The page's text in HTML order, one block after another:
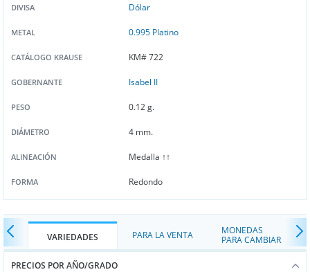
DIVISA Dólar
METAL 0.995 Platino
CATÁLOGO KRAUSE KM# 722
GOBERNANTE Isabel II
PESO 0.12 g.
DIÁMETRO 4 mm.
ALINEACIÓN Medalla ↑↑
FORMA Redondo
VARIEDADES PARA LA VENTA
MONEDAS
PARA CAMBIAR
PRECIOS POR AÑO/GRADO